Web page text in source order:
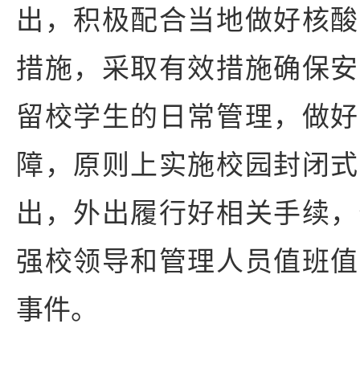
出，积极配合当地做好核
措施，采取有效措施确保
留校学生的日常管理，做
障，原则上实施校园封闭
出，外出履行好相关手续
强校领导和管理人员值班
事件。